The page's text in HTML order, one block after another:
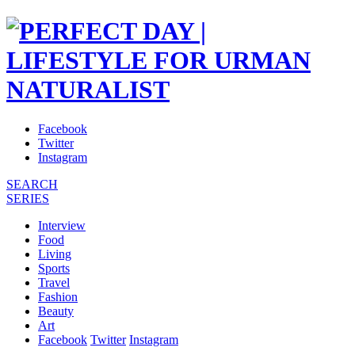
Facebook
Twitter
Instagram
SEARCH
SERIES
Interview
Food
Living
Sports
Travel
Fashion
Beauty
Art
Facebook Twitter Instagram